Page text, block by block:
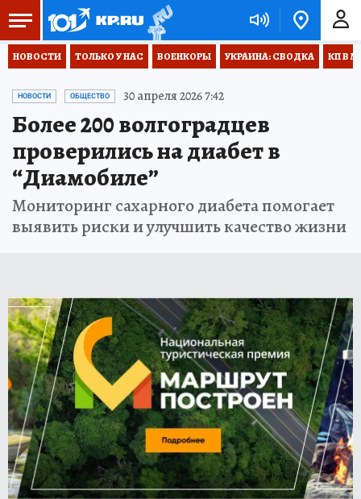
НОВОСТИ ТОЛЬКО У НАС ВОЕНКОРЫ УКРАИНА: СВОДКА КП В
НОВОСТИ ОБЩЕСТВО 30 апреля 2026 7:42
Более 200 волгоградцев
проверились на диабет в
“Диамобиле”
Мониторинг сахарного диабета помогает
выявить риски и улучшить качество жизни